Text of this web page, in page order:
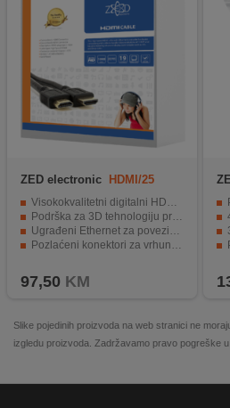
ZED electronic HDMI/25
Visokokvalitetni digitalni HDMI kabl
Podrška za 3D tehnologiju preko HDMI Ver. 1.4
Ugrađeni Ethernet za povezivanje s internetom
Pozlaćeni konektori za vrhunski signal
97,50 KM
Slike pojedinih proizvoda na web stranici ne
izgledu proizvoda. Zadržavamo pravo pogreške u